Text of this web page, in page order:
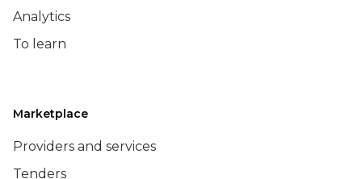
Analytics
To learn
Marketplace
Providers and services
Tenders